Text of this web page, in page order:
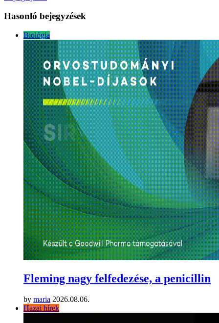
Hasonló bejegyzések
Biológia
Fleming nagy felfedezése, a penicillin
by maria 2026.08.06.
Hazai hírek